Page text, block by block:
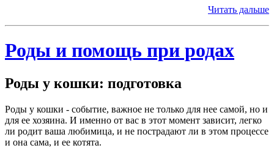
Читать дальше
Роды и помощь при родах
Роды у кошки: подготовка
Роды у кошки - событие, важное не только для нее самой, но и
для ее хозяина. И именно от вас в этот момент зависит, легко
ли родит ваша любимица, и не пострадают ли в этом процессе
и она сама, и ее котята.